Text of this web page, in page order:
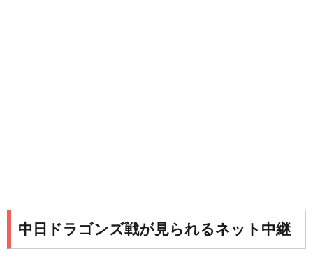
中日ドラゴンズ戦が見られるネット中継